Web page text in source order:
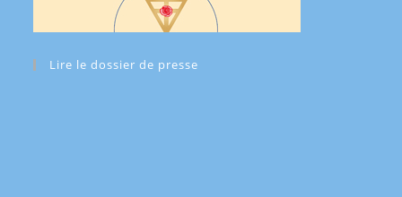
Lire le dossier de presse